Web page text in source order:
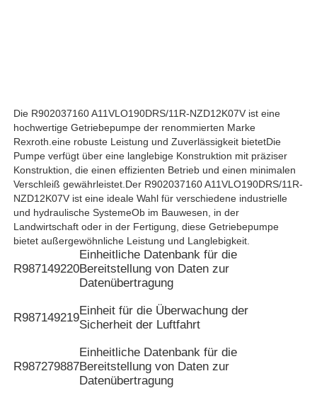
Parker Hydraulic Pump
Hydraulikpumpe Vickers
Rexroth-Hydraulikventil
Zubehör für Filter von Rexroth
YUKEN Hydraulikventil
Hydraulikpumpe Yuken
Die R902037160 A11VLO190DRS/11R-NZD12K07V ist eine
hochwertige Getriebepumpe der renommierten Marke
Rexroth.eine robuste Leistung und Zuverlässigkeit bietetDie
Pumpe verfügt über eine langlebige Konstruktion mit präziser
Konstruktion, die einen effizienten Betrieb und einen minimalen
Verschleiß gewährleistet.Der R902037160 A11VLO190DRS/11R-
NZD12K07V ist eine ideale Wahl für verschiedene industrielle
und hydraulische SystemeOb im Bauwesen, in der
Landwirtschaft oder in der Fertigung, diese Getriebepumpe
bietet außergewöhnliche Leistung und Langlebigkeit.
R987149220
Einheitliche Datenbank für die
Bereitstellung von Daten zur
Datenübertragung
R987149219
Einheit für die Überwachung der
Sicherheit der Luftfahrt
R987279887
Einheitliche Datenbank für die
Bereitstellung von Daten zur
Datenübertragung